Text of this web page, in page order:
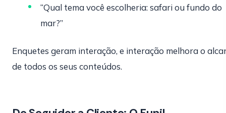
“Qual tema você escolheria: safari ou fundo do
mar?”
Enquetes geram interação, e interação melhora o
de todos os seus conteúdos.